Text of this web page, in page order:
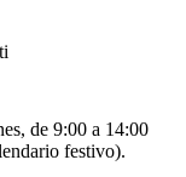
de 9:00 a 14:00
festivo).